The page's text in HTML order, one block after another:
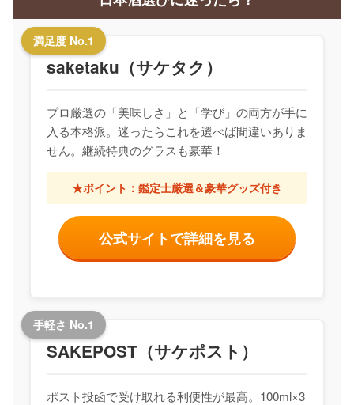
満足度 No.1
saketaku（サケタク）
プロ厳選の「美味しさ」と「学び」の両方が手に
入る本格派。迷ったらこれを選べば間違いありま
せん。継続特典のグラスも豪華！
★ポイント：鑑定士厳選＆豪華グッズ付き
公式サイトで詳細を見る
手軽さ No.1
SAKEPOST（サケポスト）
ポスト投函で受け取れる利便性が最高。100ml×3